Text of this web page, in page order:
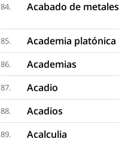
84. Acabado de metales
85. Academia platónica
86. Academias
87. Acadio
88. Acadios
89. Acalculia